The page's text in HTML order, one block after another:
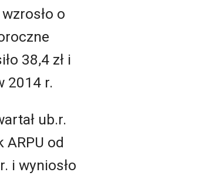
o
38,4 zł i
2014 r.
ub.r.
ARPU od
i wyniosło